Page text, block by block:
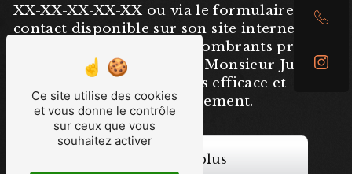
XX-XX-XX-XX-XX ou via le formulaire de
contact disponible sur son site internet. Ne
laissez plus vos objets encombrants prendre
la poussière, confiez-les à Monsieur Julien
Lachaux pour un débarras efficace et
respectueux de l'environnement.
En savoir plus
Ce site utilise des cookies
et vous donne le contrôle
sur ceux que vous
souhaitez activer